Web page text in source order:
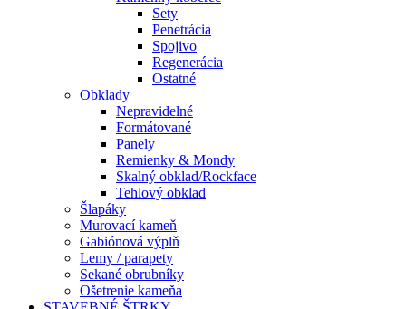
Sety
Penetrácia
Spojivo
Regenerácia
Ostatné
Obklady
Nepravidelné
Formátované
Panely
Remienky & Mondy
Skalný obklad/Rockface
Tehlový obklad
Šlapáky
Murovací kameň
Gabiónová výplň
Lemy / parapety
Sekané obrubníky
Ošetrenie kameňa